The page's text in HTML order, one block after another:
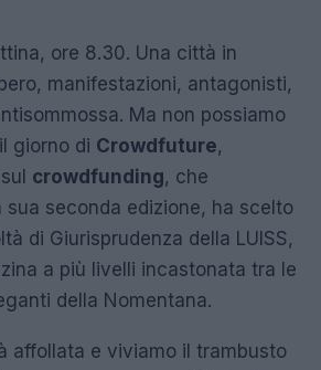
ore 8.30. Una città in
manifestazioni, antagonisti,
Ma non possiamo
giorno di Crowdfuture,
crowdfunding, che
sua seconda edizione, ha scelto
di Giurisprudenza della LUISS,
a più livelli incastonata tra le
della Nomentana.
affollata e viviamo il trambusto